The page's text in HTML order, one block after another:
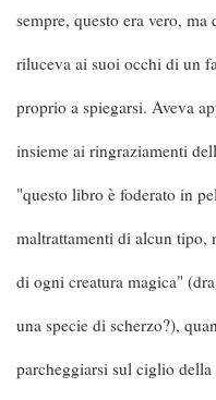
sempre, questo era vero,
riluceva ai suoi occhi di un
proprio a spiegarsi. Aveva
insieme ai ringraziamenti
"questo libro è foderato in
maltrattamenti di alcun tipo,
di ogni creatura magica"
una specie di scherzo?),
parcheggiarsi sul ciglio della